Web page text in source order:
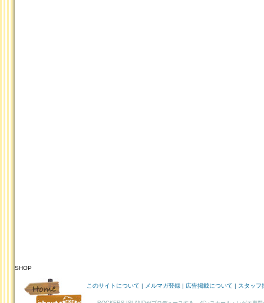
HOME
ABOUT
SHOP
このサイトについて | メルマガ登録 | 広告掲載について | スタッフ